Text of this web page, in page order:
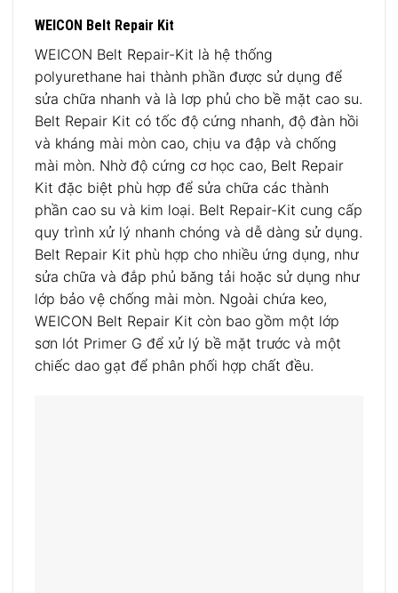
WEICON Belt Repair Kit
WEICON Belt Repair-Kit là hệ thống
polyurethane hai thành phần được sử dụng để
sửa chữa nhanh và là lơp phủ cho bề mặt cao su.
Belt Repair Kit có tốc độ cứng nhanh, độ đàn hồi
và kháng mài mòn cao, chịu va đập và chống
mài mòn. Nhờ độ cứng cơ học cao, Belt Repair
Kit đặc biệt phù hợp để sửa chữa các thành
phần cao su và kim loại. Belt Repair-Kit cung cấp
quy trình xử lý nhanh chóng và dễ dàng sử dụng.
Belt Repair Kit phù hợp cho nhiều ứng dụng, như
sửa chữa và đắp phủ băng tải hoặc sử dụng như
lớp bảo vệ chống mài mòn. Ngoài chứa keo,
WEICON Belt Repair Kit còn bao gồm một lớp
sơn lót Primer G để xử lý bề mặt trước và một
chiếc dao gạt để phân phối hợp chất đều.